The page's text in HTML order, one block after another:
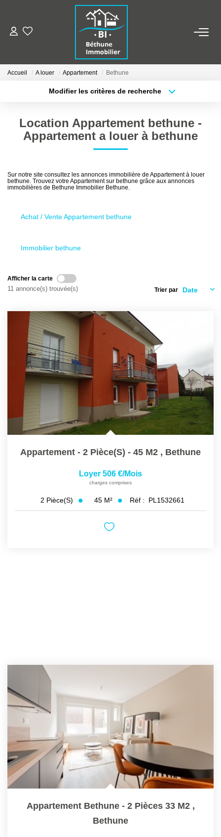
ALERTE MAILS
Qui Sommes Nous
Nos Contacts
Ventes-Locations
Gestion Locative
Copropriétés
Contact Collaborateurs
CONTACT
ACCES COPRO
Accueil A louer Appartement Bethune
Modifier les critères de recherche
Sélectionnez...
Type de bien
Surface min
Créer une alerte
Location Appartement bethune -
Appartement a louer à bethune
Sur notre site consultez les annonces immobilière de Appartement à louer
bethune. Trouvez votre Appartement sur bethune grâce aux annonces
immobilières de Bethune Immobilier Bethune.
Achat / Vente Appartement bethune
Immobilier bethune
Afficher la carte
11 annonce(s) trouvée(s) Trier par
Appartement - 2 Pièce(s) - 45 M2 , Bethune
Loyer 506 €/mois
charges comprises
2 Pièce(s) 45 M² Réf : PL1532661
Appartement Bethune - 2 Pièces 33 M2 ,
Bethune